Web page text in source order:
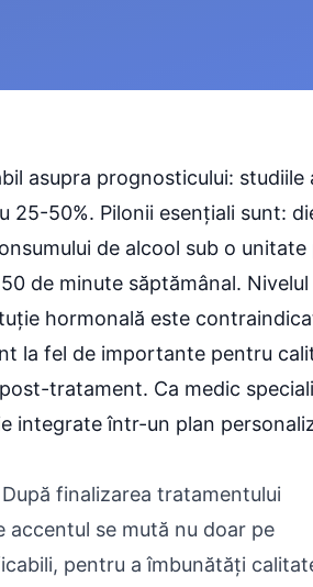
asupra prognosticului: studiile
50%. Pilonii esențiali sunt:
de alcool sub o unitate
de minute săptămânal. Nivelul
hormonală este
la fel de importante pentru
tratament. Ca medic
integrate într-un plan
finalizarea tratamentului
accentul se mută nu doar pe
pentru a îmbunătăți